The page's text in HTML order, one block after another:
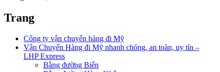
Trang
Công ty vận chuyển hàng đi Mỹ
Vận Chuyển Hàng đi Mỹ nhanh chóng, an toàn, uy tín –
LHP Express
Bằng đường Biển